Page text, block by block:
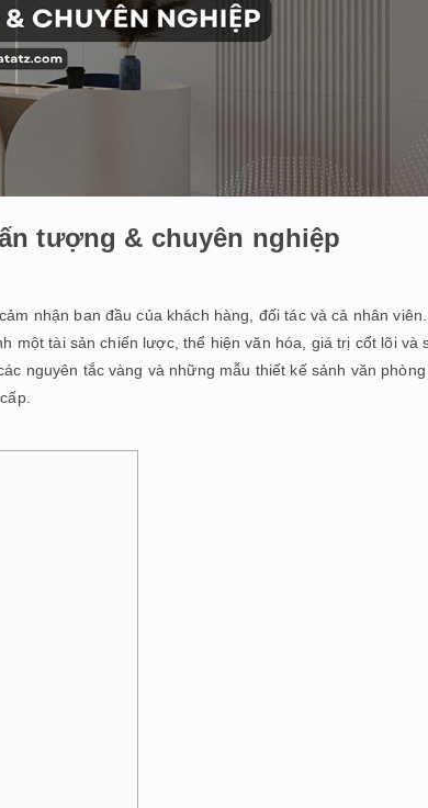
tượng & chuyên nghiệp
nhận ban đầu của khách hàng, đối tác và cả nhân viên.
một tài sản chiến lược, thể hiện văn hóa, giá trị cốt lõi và
nguyên tắc vàng và những mẫu thiết kế sảnh văn